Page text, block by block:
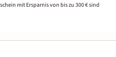
mit Ersparnis von bis zu 300 € sind